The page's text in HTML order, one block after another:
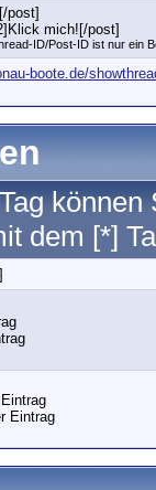
post]
mich![/post]
ID/Post-ID ist nur ein
boote.de/
dem [*]
Eintrag